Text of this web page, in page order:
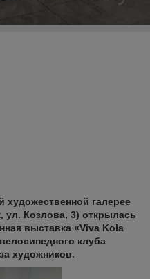
художественной галерее
ул. Козлова, 3) открылась
выставка «Viva Kola
клуба
художников.